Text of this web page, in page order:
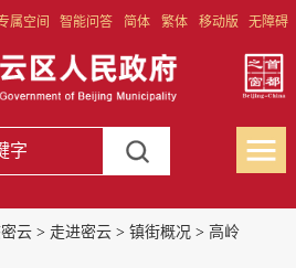
属空间 智能问答 简体 繁体 移动版 无障碍
云> 走进密云> 镇街概况 > 高岭